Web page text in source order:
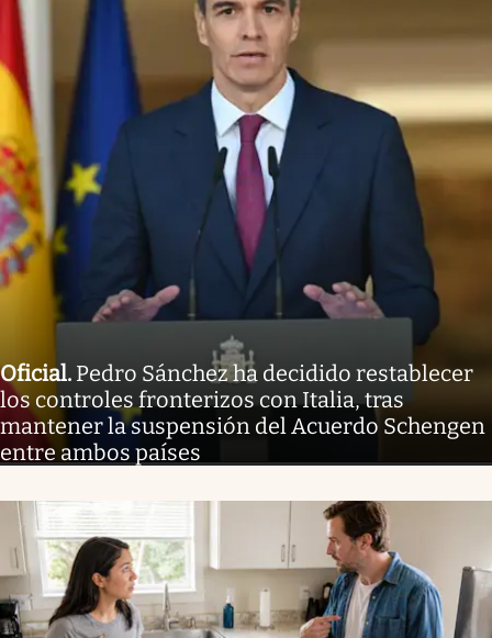
Oficial. Pedro Sánchez ha decidido restablecer
los controles fronterizos con Italia, tras
mantener la suspensión del Acuerdo Schengen
entre ambos países